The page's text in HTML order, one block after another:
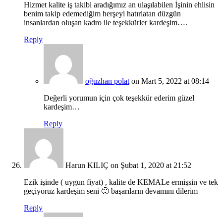
Hizmet kalite iş takibi aradığımız an ulaşılabilen İşinin ehlisin
benim takip edemediğim herşeyi hatırlatan düzgün
insanlardan oluşan kadro ile teşekkürler kardeşim….
Reply
oğuzhan polat on Mart 5, 2022 at 08:14
Değerli yorumun için çok teşekkür ederim güzel
kardeşim…
Reply
Harun KILIÇ on Şubat 1, 2020 at 21:52
Ezik işinde ( uygun fiyat) , kalite de KEMALe ermişsin ve tek
geçiyoruz kardeşim seni 🙂 başarıların devamını dilerim
Reply